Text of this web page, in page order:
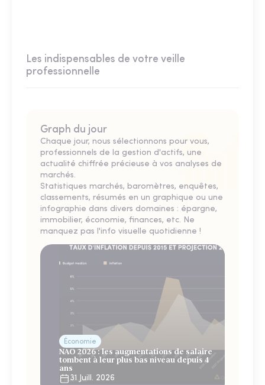
Les indispensables de votre veille
professionnelle
Graph du jour
Chaque jour, nous sélectionnons pour vous,
professionnels de la gestion d'actifs, une
actualité chiffrée précieuse à vos analyses de
marchés.
Statistiques marchés, baromètres, enquêtes,
classements, résumés en un graphique ou une
infographie dans divers domaines : épargne,
immobilier, économie, finances, etc. Ne
manquez pas l'info visuelle quotidienne !
Économie
NAO 2026 : les augmentations de salaire
tombent à leur plus bas niveau depuis 4
ans
31 Juill. 2026